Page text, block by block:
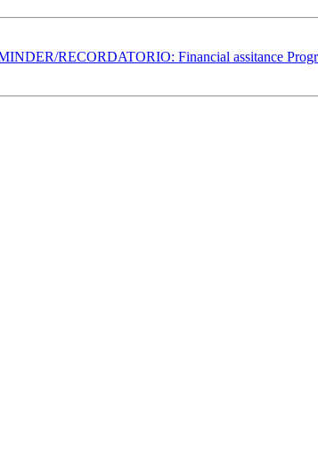
RECORDATORIO: Financial assitance